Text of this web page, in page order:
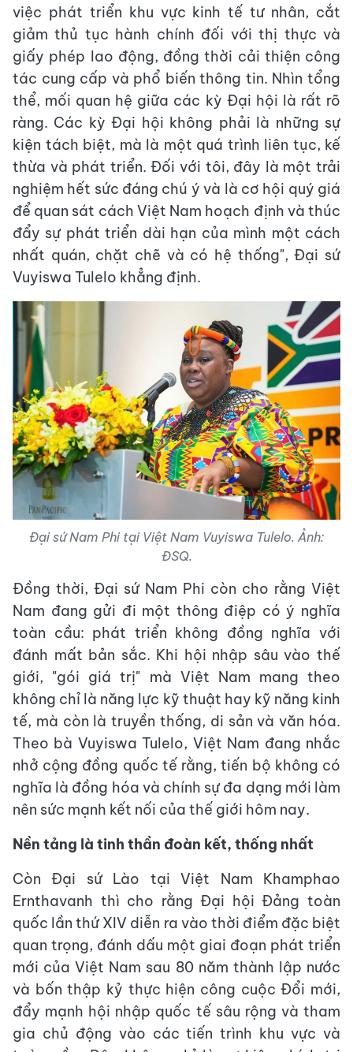
việc phát triển khu vực kinh tế tư nhân, cắt
giảm thủ tục hành chính đối với thị thực và
giấy phép lao động, đồng thời cải thiện công
tác cung cấp và phổ biến thông tin. Nhìn tổng
thể, mối quan hệ giữa các kỳ Đại hội là rất rõ
ràng. Các kỳ Đại hội không phải là những sự
kiện tách biệt, mà là một quá trình liên tục, kế
thừa và phát triển. Đối với tôi, đây là một trải
nghiệm hết sức đáng chú ý và là cơ hội quý giá
để quan sát cách Việt Nam hoạch định và thúc
đẩy sự phát triển dài hạn của mình một cách
nhất quán, chặt chẽ và có hệ thống", Đại sứ
Vuyiswa Tulelo khẳng định.
Đại sứ Nam Phi tại Việt Nam Vuyiswa Tulelo. Ảnh:
ĐSQ.
Đồng thời, Đại sứ Nam Phi còn cho rằng Việt
Nam đang gửi đi một thông điệp có ý nghĩa
toàn cầu: phát triển không đồng nghĩa với
đánh mất bản sắc. Khi hội nhập sâu vào thế
giới, "gói giá trị" mà Việt Nam mang theo
không chỉ là năng lực kỹ thuật hay kỹ năng kinh
tế, mà còn là truyền thống, di sản và văn hóa.
Theo bà Vuyiswa Tulelo, Việt Nam đang nhắc
nhở cộng đồng quốc tế rằng, tiến bộ không có
nghĩa là đồng hóa và chính sự đa dạng mới làm
nên sức mạnh kết nối của thế giới hôm nay.
Nền tảng là tinh thần đoàn kết, thống nhất
Còn Đại sứ Lào tại Việt Nam Khamphao
Ernthavanh thì cho rằng Đại hội Đảng toàn
quốc lần thứ XIV diễn ra vào thời điểm đặc biệt
quan trọng, đánh dấu một giai đoạn phát triển
mới của Việt Nam sau 80 năm thành lập nước
và bốn thập kỷ thực hiện công cuộc Đổi mới,
đẩy mạnh hội nhập quốc tế sâu rộng và tham
gia chủ động vào các tiến trình khu vực và